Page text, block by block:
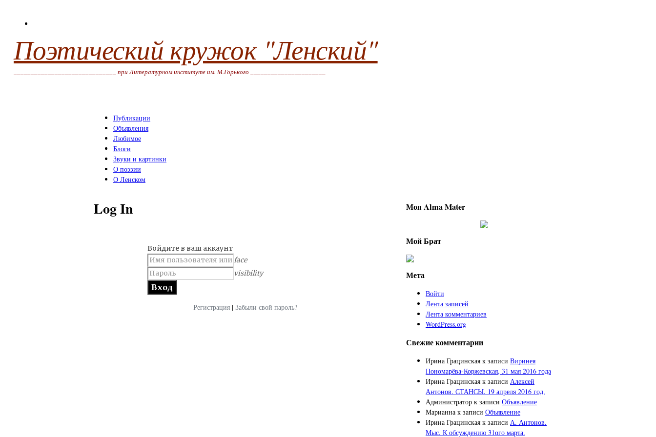
Поэтический кружок "Ленский"
______________________________ при Литературном институте им. М.Горького ______________________
Публикации
Объявления
Любимое
Блоги
Звуки и картинки
О поэзии
О Ленском
Log In
Войдите в ваш аккаунт
face
visibility
Регистрация| Забыли свой пароль?
Моя Alma Mater
Мой Брат
Мета
Войти
Лента записей
Лента комментариев
WordPress.org
Свежие комментарии
Ирина Грацинская к записи Виринея
Пономарёва-Коржевская, 31 мая 2016 года
Ирина Грацинская к записи Алексей
Антонов. СТАНСЫ. 19 апреля 2016 год.
Администратор к записи Объявление
Марианна к записи Объявление
Ирина Грацинская к записи А. Антонов.
Мыс. К обсуждению 31ого марта.